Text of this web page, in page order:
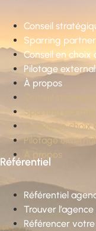
Conseil
Sparring partner
Conseil en choix
Pilotage
À propos
Conseil
Sparring partner
Conseil en choix
Pilotage
À propos
Référentiel
Référentiel
Trouver
Référencer